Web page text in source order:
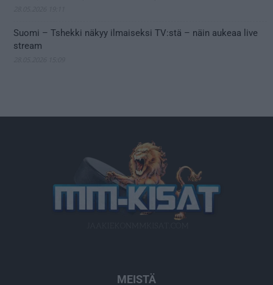
Suomi – Tshekki näkyy ilmaiseksi TV:stä – näin aukeaa live
stream
MEISTÄ